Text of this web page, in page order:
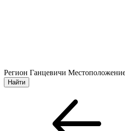
Регион Ганцевичи